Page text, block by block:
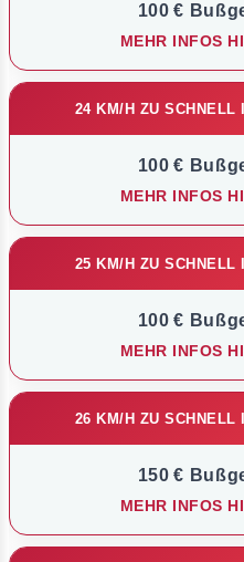
100 €
MEHR INFOS
24 KM/H ZU SCHNELL
100 €
MEHR INFOS
25 KM/H ZU SCHNELL
100 €
MEHR INFOS
26 KM/H ZU SCHNELL
150 €
MEHR INFOS